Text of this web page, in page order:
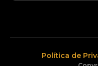
Política de